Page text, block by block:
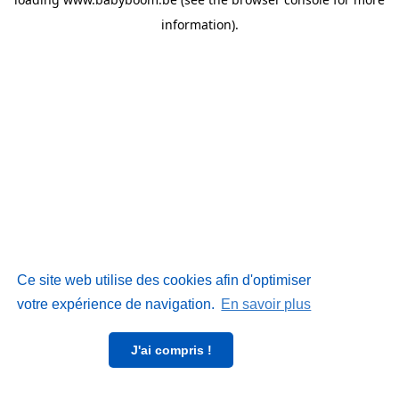
Ce site web utilise des cookies afin d'optimiser
votre expérience de navigation. En savoir plus
J'ai compris !
information).